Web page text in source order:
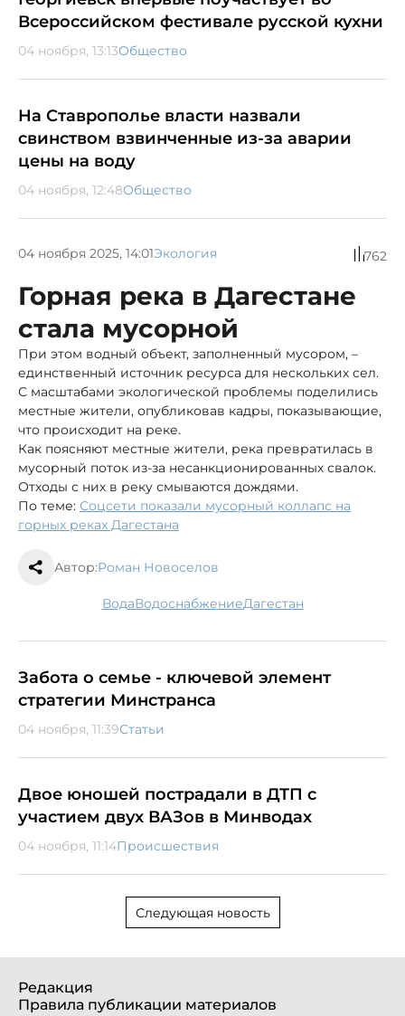
Всероссийском фестивале русской кухни
04 ноября, 13:13Общество
На Ставрополье власти назвали
свинством взвинченные из-за аварии
цены на воду
04 ноября, 12:48Общество
04 ноября 2025, 14:01Экология 762
Горная река в Дагестане
стала мусорной
При этом водный объект, заполненный мусором, –
единственный источник ресурса для нескольких сел.
С масштабами экологической проблемы поделились
местные жители, опубликовав кадры, показывающие,
что происходит на реке.
Как поясняют местные жители, река превратилась в
мусорный поток из-за несанкционированных свалок.
Отходы с них в реку смываются дождями.
По теме: Соцсети показали мусорный коллапс на
горных реках Дагестана
Автор:Роман Новоселов
вода водоснабжение Дагестан
Забота о семье - ключевой элемент
стратегии Минстранса
04 ноября, 11:39Статьи
Двое юношей пострадали в ДТП с
участием двух ВАЗов в Минводах
04 ноября, 11:14Происшествия
Следующая новость
Редакция
Правила публикации материалов